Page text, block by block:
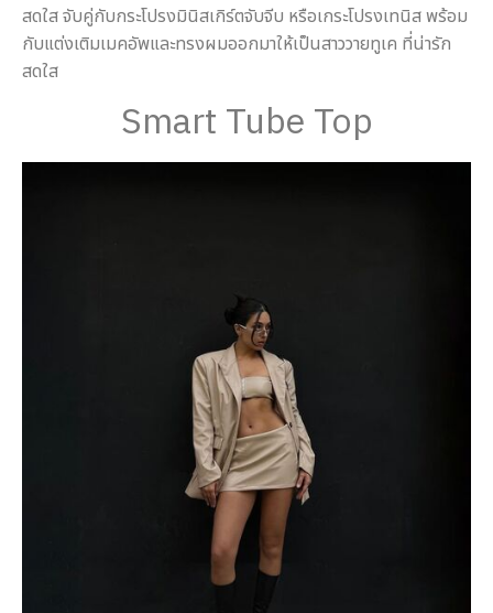
สดใส จับคู่กับกระโปรงมินิสเกิร์ตจับจีบ หรือเกระโปรงเทนิส พร้อม
กับแต่งเติมเมคอัพและทรงผมออกมาให้เป็นสาววายทูเค ที่น่ารัก
สดใส
Smart Tube Top